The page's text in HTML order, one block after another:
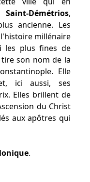
Saint-Démétrios,
ancienne. Les
millénaire
les plus fines de
tire son nom de la
Elle
ici aussi, ses
Elles brillent de
du Christ
aux apôtres qui
.